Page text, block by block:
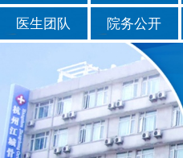
医生团队 院务公开